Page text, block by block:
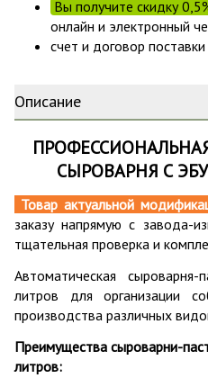
Вы получите скидку
онлайн и электронный
счет и договор
Описание
СЫРОВАРНЯ С
Товар актуальной
заказу напрямую с завода-
тщательная проверка и
Автоматическая
литров для организации
производства различных
Преимущества сыроварни-
литров: